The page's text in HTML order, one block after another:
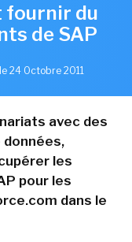
fournir du
de SAP
24 Octobre 2011
avec des
les
pour les
dans le